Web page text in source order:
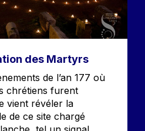
des Martyrs
de l’an 177 où
chrétiens furent
vient révéler la
de ce site chargé